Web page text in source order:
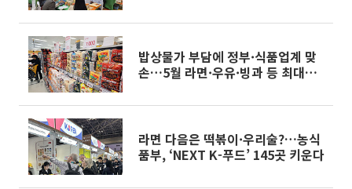
밥상물가 부담에 정부·식품업계 맞
손…5월 라면·우유·빙과 등 최대
라면 다음은 떡볶이·우리술?…농식
품부, ‘NEXT K-푸드’ 145곳 키운다